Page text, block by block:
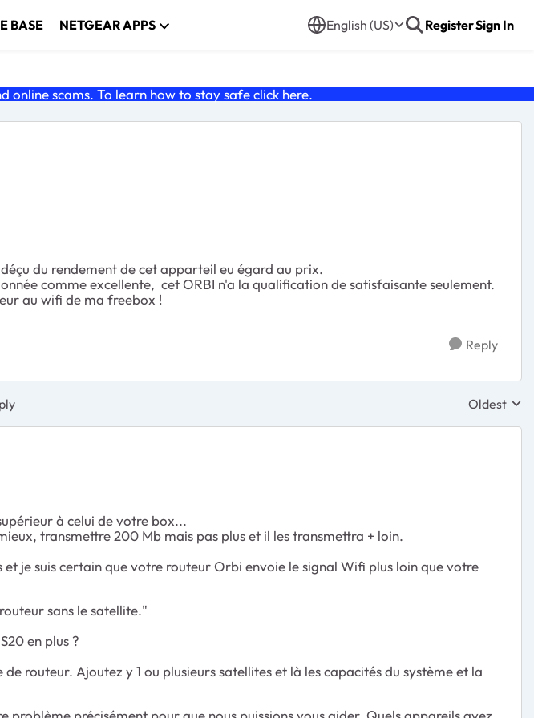
BASE NETGEAR APPS English (US) RegisterSign In
online scams. To learn how to stay safe click here.
du rendement de cet apparteil eu égard au prix.
comme excellente, cet ORBI n'a la qualification de satisfaisante seulement.
au wifi de ma freebox !
Reply
Replies
Oldest
à celui de votre box...
transmettre 200 Mb mais pas plus et il les transmettra + loin.
je suis certain que votre routeur Orbi envoie le signal Wifi plus loin que votre
sans le satellite."
en plus ?
routeur. Ajoutez y 1 ou plusieurs satellites et là les capacités du système et la